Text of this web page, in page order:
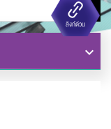
E-PP ลิงก์ด่วน